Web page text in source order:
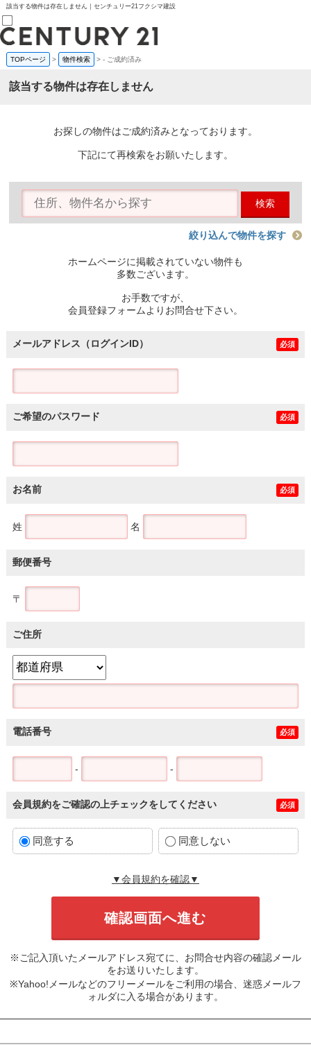
該当する物件は存在しません｜センチュリー21フクシマ建設
売買部
0120-800-844
賃貸部
会員メニュー
物件を探す
購入TOP
条件から探す
住宅ローン控除シミュレータ
TOPページ > 物件検索 >- ご成約済み
該当する物件は存在しません
お探しの物件はご成約済みとなっております。
下記にて再検索をお願いたします。
検索
絞り込んで物件を探す
ホームページに掲載されていない物件も
多数ございます。
お手数ですが、
会員登録フォームよりお問合せ下さい。
メールアドレス（ログインID） 必須
ご希望のパスワード 必須
お名前 必須
姓 名
郵便番号
〒
ご住所
電話番号 必須
- -
会員規約をご確認の上チェックをしてください 必須
同意する 同意しない
▼会員規約を確認▼
※ご記入頂いたメールアドレス宛てに、お問合せ内容の確認メール
をお送りいたします。
※Yahoo!メールなどのフリーメールをご利用の場合、迷惑メールフ
ォルダに入る場合があります。